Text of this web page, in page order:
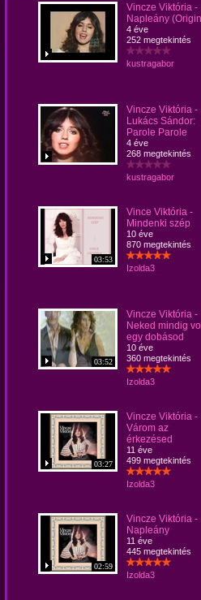
Vincze Viktória -
Napleány
4 éve
252 megtekintés
kustragabor
Vincze Viktória -
Lukács Sándor:
Parole Parole
4 éve
268 megtekintés
kustragabor
03:53
Vince Viktória -
Mindenki szép
10 éve
870 megtekintés
Izolda3
03:52
Vincze Viktória -
Neked mindig
egy dobásod
10 éve
360 megtekintés
Izolda3
03:27
Vincze Viktória -
Várom az
érkezésed
11 éve
499 megtekintés
Izolda3
02:59
Vincze Viktória -
Napleány
11 éve
445 megtekintés
Izolda3